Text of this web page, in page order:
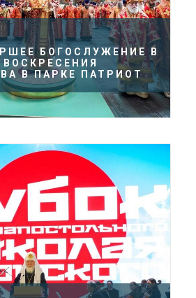
БОГОСЛУЖЕНИЕ В
В ПАРКЕ ПАТРИОТ